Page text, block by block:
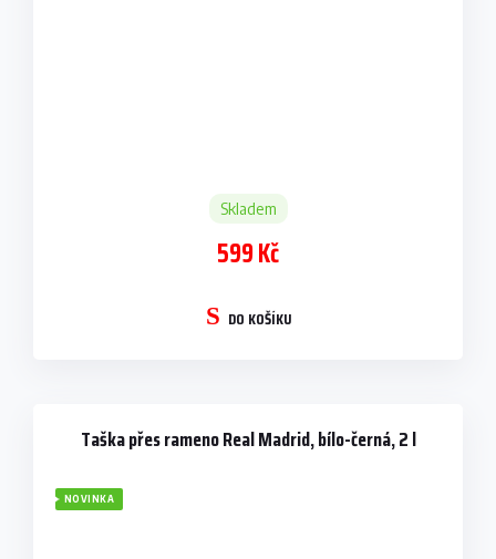
Skladem
599 Kč
DO KOŠÍKU
Taška přes rameno Real Madrid, bílo-černá, 2 l
NOVINKA